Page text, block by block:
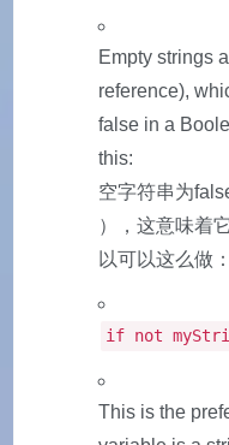
Empty strings
reference),
false in a
this:
空字符串为
），这意味着
以可以这么做：
if not
This is the